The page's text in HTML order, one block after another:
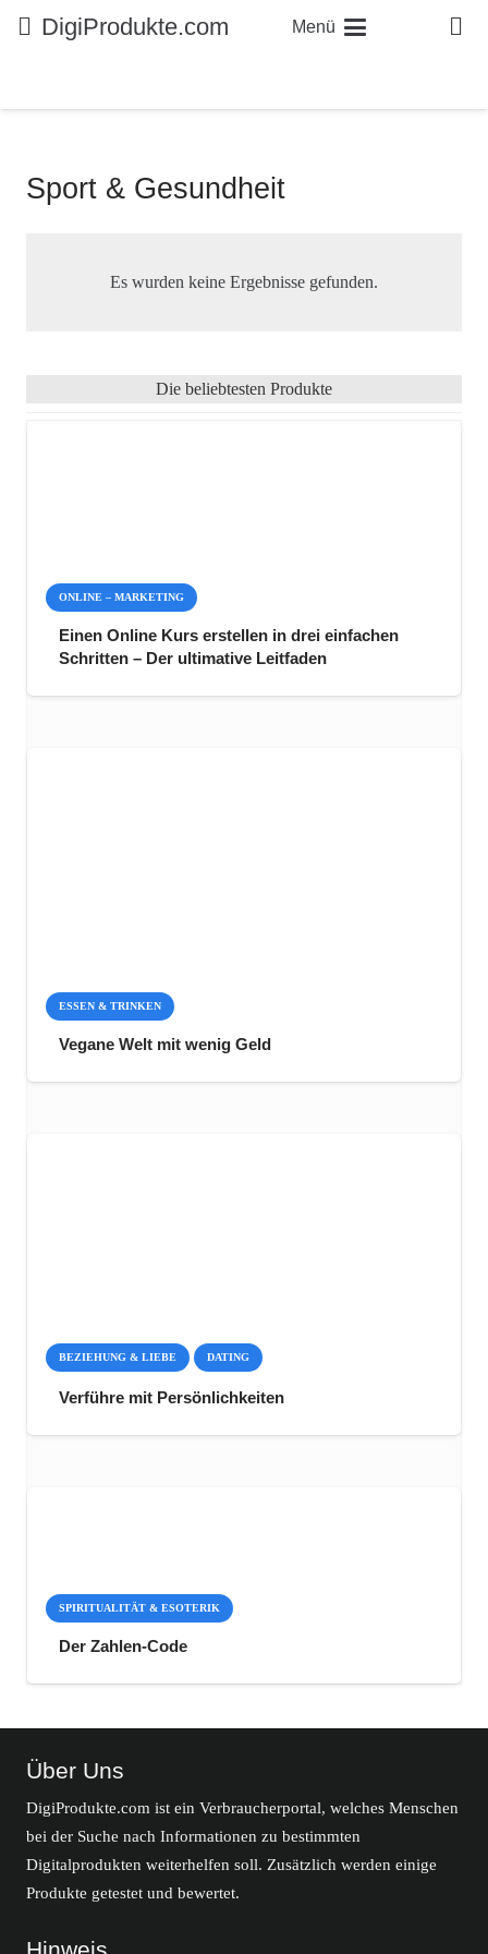
DigiProdukte.com Menü
Sport & Gesundheit
Es wurden keine Ergebnisse gefunden.
Die beliebtesten Produkte
ONLINE – MARKETING
Einen Online Kurs erstellen in drei einfachen
Schritten – Der ultimative Leitfaden
ESSEN & TRINKEN
Vegane Welt mit wenig Geld
BEZIEHUNG & LIEBE DATING
Verführe mit Persönlichkeiten
SPIRITUALITÄT & ESOTERIK
Der Zahlen-Code
Über Uns
DigiProdukte.com ist ein Verbraucherportal, welches Menschen
bei der Suche nach Informationen zu bestimmten
Digitalprodukten weiterhelfen soll. Zusätzlich werden einige
Produkte getestet und bewertet.
Hinweis